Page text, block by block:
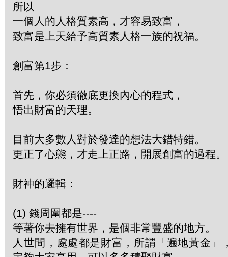
所以
一個人的人格質素高，才容易致富，
致富是上天給予高質素人格一族的祝福。
創富第1步：
首先，你必須徹底更換內心的程式，
悟出財富的天理。
目前大多數人對於發達的想法大錯特錯。
更正了心態，才走上正路，開展創富的過程。
財神的邏輯：
(1) 錢周圍都是----
等著你去擁有世界，是個非常豐盛的地方。
人世間，處處都是財富，所謂「遍地黃金」